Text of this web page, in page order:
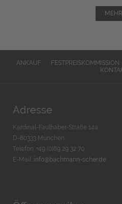
MEHR
ANKAUF FESTPREISKOMMISSION
Adresse
Kardinal-Faulhaber-Straße 14a
D-80333 München
Telefon: +49 (0)89 29 32 70
E-Mail: info@bachmann-scher.de